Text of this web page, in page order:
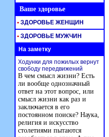
Ваше здоровье
• ЗДОРОВЬЕ ЖЕНЩИН
• ЗДОРОВЬЕ МУЖЧИН
На заметку
Ходунки для пожилых вернут
свободу передвижений
В чем смысл жизни? Есть
ли вообще однозначный
ответ на этот вопрос, или
смысл жизни как раз и
заключается в его
постоянном поиске? Наука,
религия и искусство
столетиями пытаются